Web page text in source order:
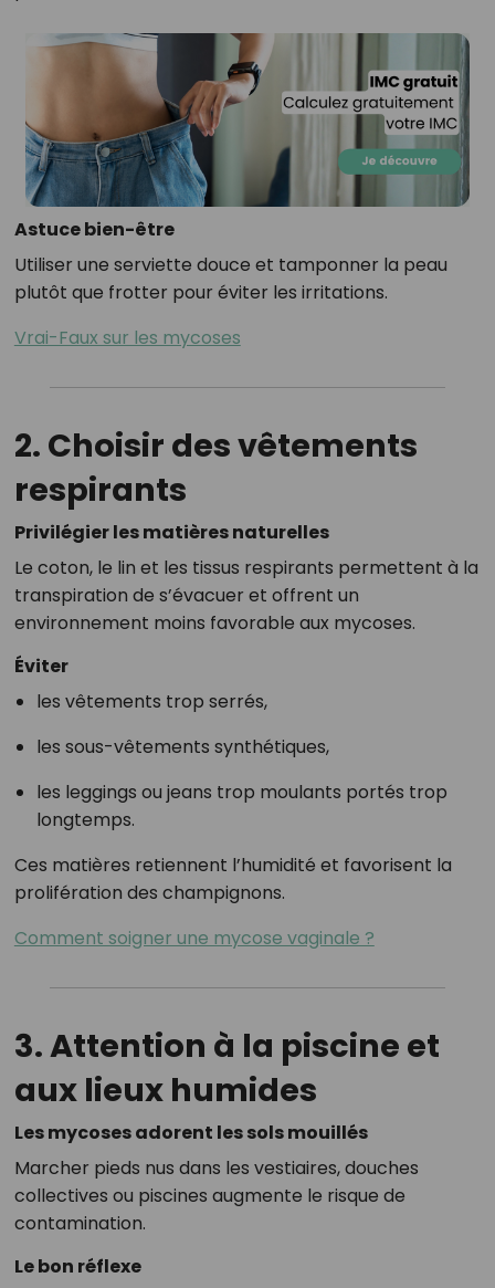
Astuce bien-être
Utiliser une serviette douce et tamponner la peau
plutôt que frotter pour éviter les irritations.
Vrai-Faux sur les mycoses
2. Choisir des vêtements
respirants
Privilégier les matières naturelles
Le coton, le lin et les tissus respirants permettent à la
transpiration de s’évacuer et offrent un
environnement moins favorable aux mycoses.
Éviter
les vêtements trop serrés,
les sous-vêtements synthétiques,
les leggings ou jeans trop moulants portés trop
longtemps.
Ces matières retiennent l’humidité et favorisent la
prolifération des champignons.
Comment soigner une mycose vaginale ?
3. Attention à la piscine et
aux lieux humides
Les mycoses adorent les sols mouillés
Marcher pieds nus dans les vestiaires, douches
collectives ou piscines augmente le risque de
contamination.
Le bon réflexe